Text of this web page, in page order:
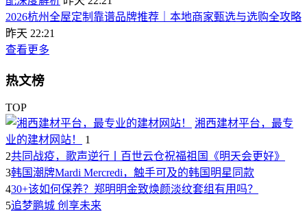
2026杭州全屋定制靠谱品牌推荐｜本地商家甄选与选购全攻略
昨天 22:21
查看更多
热文榜
TOP
湘西建材平台，最专
业的建材网站！
1
2共同战疫，歌声逆行丨百世云仓祝福祖国《明天会更好》
3韩国潮牌Mardi Mercredi，触手可及的韩国明星同款
430+该如何保养？郑明明金致焕颜淡纹套组有用吗？
5追梦鹏城 创享未来